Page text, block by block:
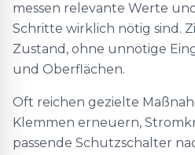
messen relevante Werte
Schritte wirklich nötig sind.
Zustand, ohne unnötige
und Oberflächen.
Oft reichen gezielte
Klemmen erneuern,
passende Schutzschalter